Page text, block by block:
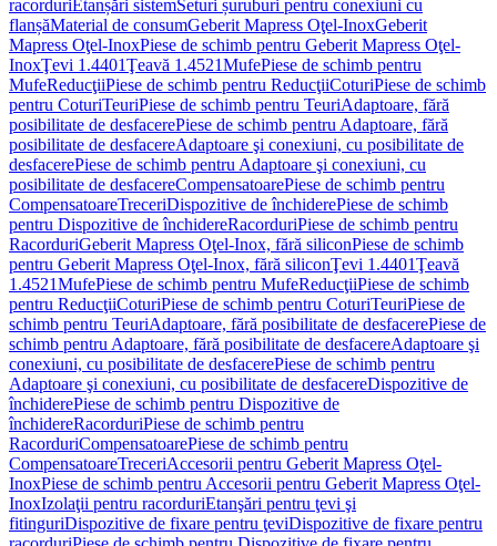
racorduriEtanșări sistemSeturi șuruburi pentru conexiuni cu
flanșăMaterial de consumGeberit Mapress Oţel-InoxGeberit
Mapress Oţel-InoxPiese de schimb pentru Geberit Mapress Oţel-
InoxŢevi 1.4401Ţeavă 1.4521MufePiese de schimb pentru
MufeReducţiiPiese de schimb pentru ReducţiiCoturiPiese de schimb
pentru CoturiTeuriPiese de schimb pentru TeuriAdaptoare, fără
posibilitate de desfacerePiese de schimb pentru Adaptoare, fără
posibilitate de desfacereAdaptoare şi conexiuni, cu posibilitate de
desfacerePiese de schimb pentru Adaptoare şi conexiuni, cu
posibilitate de desfacereCompensatoarePiese de schimb pentru
CompensatoareTreceriDispozitive de închiderePiese de schimb
pentru Dispozitive de închidereRacorduriPiese de schimb pentru
RacorduriGeberit Mapress Oţel-Inox, fără siliconPiese de schimb
pentru Geberit Mapress Oţel-Inox, fără siliconŢevi 1.4401Ţeavă
1.4521MufePiese de schimb pentru MufeReducţiiPiese de schimb
pentru ReducţiiCoturiPiese de schimb pentru CoturiTeuriPiese de
schimb pentru TeuriAdaptoare, fără posibilitate de desfacerePiese de
schimb pentru Adaptoare, fără posibilitate de desfacereAdaptoare şi
conexiuni, cu posibilitate de desfacerePiese de schimb pentru
Adaptoare şi conexiuni, cu posibilitate de desfacereDispozitive de
închiderePiese de schimb pentru Dispozitive de
închidereRacorduriPiese de schimb pentru
RacorduriCompensatoarePiese de schimb pentru
CompensatoareTreceriAccesorii pentru Geberit Mapress Oţel-
InoxPiese de schimb pentru Accesorii pentru Geberit Mapress Oţel-
InoxIzolaţii pentru racorduriEtanşări pentru ţevi şi
fitinguriDispozitive de fixare pentru ţeviDispozitive de fixare pentru